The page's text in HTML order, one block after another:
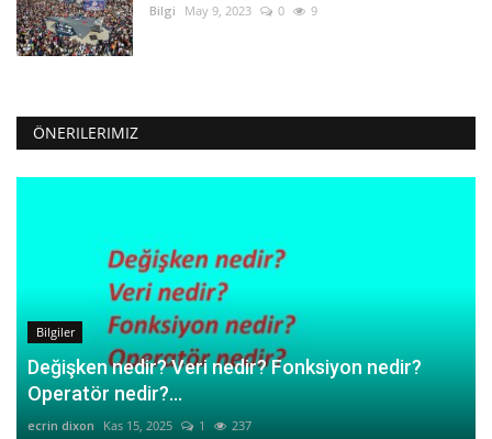
Bilgi May 9, 2023 0 9
ÖNERILERIMIZ
Bilgiler
Değişken nedir? Veri nedir? Fonksiyon nedir?
Operatör nedir?...
ecrin dixon Kas 15, 2025 1 237